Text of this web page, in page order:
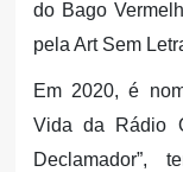
do Bago
pela Art Sem
Em 2020, é
Vida da Rádio
Declamador”,